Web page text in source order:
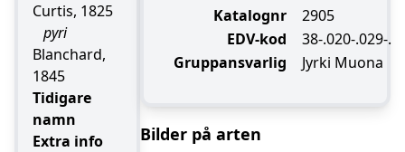
Curtis, 1825
pyri
Blanchard,
1845
Tidigare
namn
Extra info
Katalognr
2905
EDV-kod
38-.020-.029-.
Gruppansvarlig
Jyrki Muona
Bilder på arten